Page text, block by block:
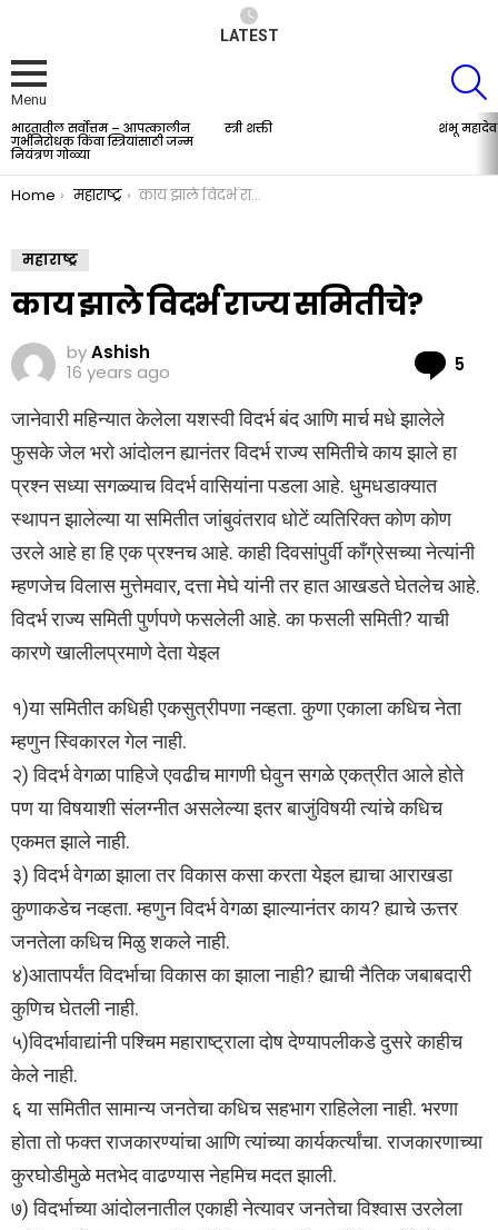
LATEST
Menu
LATEST
STORIES
भारतातील सर्वोत्तम – आपत्कालीन
गर्भनिरोधक किंवा स्त्रियांसाठी जन्म
नियंत्रण गोळ्या
स्त्री शक्ती शंभू महादेव
You are here:
Home महाराष्ट्र काय झाले विदर्भ राज्य समितीचे?
महाराष्ट्र
काय झाले विदर्भ राज्य समितीचे?
byAshish
16 years ago
5
जानेवारी महिन्यात केलेला यशस्वी विदर्भ बंद आणि मार्च मधे झालेले
फुसके जेल भरो आंदोलन ह्यानंतर विदर्भ राज्य समितीचे काय झाले हा
प्रश्न सध्या सगळ्याच विदर्भ वासियांना पडला आहे. धुमधडाक्यात
स्थापन झालेल्या या समितीत जांबुवंतराव धोटें व्यतिरिक्त कोण कोण
उरले आहे हा हि एक प्रश्नच आहे. काही दिवसांपुर्वी कॉंग्रेसच्या नेत्यांनी
म्हणजेच विलास मुत्तेमवार, दत्ता मेघे यांनी तर हात आखडते घेतलेच आहे.
विदर्भ राज्य समिती पुर्णपणे फसलेली आहे. का फसली समिती? याची
कारणे खालीलप्रमाणे देता येइल
१)या समितीत कधिही एकसुत्रीपणा नव्हता. कुणा एकाला कधिच नेता
म्हणुन स्विकारल गेल नाही.
२) विदर्भ वेगळा पाहिजे एवढीच मागणी घेवुन सगळे एकत्रीत आले होते
पण या विषयाशी संलग्नीत असलेल्या इतर बाजुंविषयी त्यांचे कधिच
एकमत झाले नाही.
३) विदर्भ वेगळा झाला तर विकास कसा करता येइल ह्याचा आराखडा
कुणाकडेच नव्हता. म्हणुन विदर्भ वेगळा झाल्यानंतर काय? ह्याचे ऊत्तर
जनतेला कधिच मिळु शकले नाही.
४)आतापर्यंत विदर्भाचा विकास का झाला नाही? ह्याची नैतिक जबाबदारी
कुणिच घेतली नाही.
५)विदर्भावाद्यांनी पश्चिम महाराष्ट्राला दोष देण्यापलीकडे दुसरे काहीच
केले नाही.
६ या समितीत सामान्य जनतेचा कधिच सहभाग राहिलेला नाही. भरणा
होता तो फक्त राजकारण्यांचा आणि त्यांच्या कार्यकर्त्यांचा. राजकारणाच्या
कुरघोडीमुळे मतभेद वाढण्यास नेहमिच मदत झाली.
७) विदर्भाच्या आंदोलनातील एकाही नेत्यावर जनतेचा विश्वास उरलेला